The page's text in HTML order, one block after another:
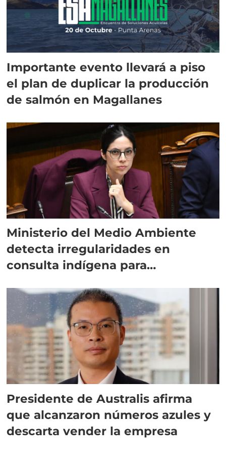
Importante evento llevará a piso
el plan de duplicar la producción
de salmón en Magallanes
Ministerio del Medio Ambiente
detecta irregularidades en
consulta indígena para
Presidente de Australis afirma
que alcanzaron números azules y
descarta vender la empresa